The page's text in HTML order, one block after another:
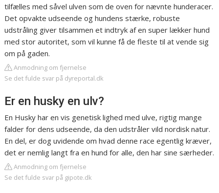
tilfælles med såvel ulven som de oven for nævnte hunderacer.
Det opvakte udseende og hundens stærke, robuste
udstråling giver tilsammen et indtryk af en super lækker hund
med stor autoritet, som vil kunne få de fleste til at vende sig
om på gaden.
Anmodning om fjernelse
Se det fulde svar på dyreportal.dk
Er en husky en ulv?
En Husky har en vis genetisk lighed med ulve, rigtig mange
falder for dens udseende, da den udstråler vild nordisk natur.
En del, er dog uvidende om hvad denne race egentlig kræver,
det er nemlig langt fra en hund for alle, den har sine særheder.
Anmodning om fjernelse
Se det fulde svar på gipote.dk